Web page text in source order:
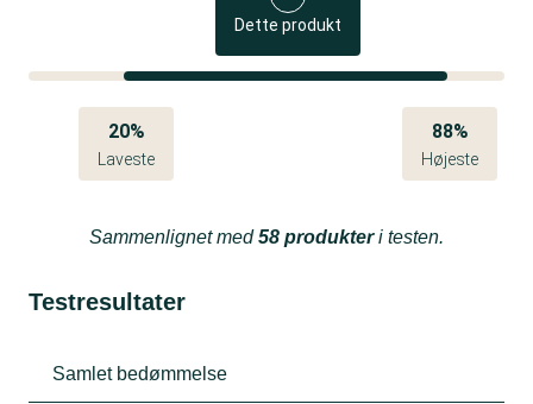
Dette produkt
20%
Laveste
88%
Højeste
Sammenlignet med58 produkteri testen.
Testresultater
Samlet bedømmelse